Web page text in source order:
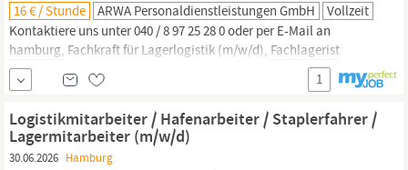
16 € / Stunde ARWA Personaldienstleistungen GmbH
Vollzeit
Kontaktiere uns unter 040 / 8 97 25 28 0 oder per E-Mail an
hamburg, Fachkraft für Lagerlogistik (m/w/d), Fachlagerist
(m/w/d), Logistikmitarbeiter (m/w/d), Kommissionierer (m/w/d),
Versandmitarbeiter (m/w/d), Staplerfahrer (m/w/d),
Lagerfachkraft (m/w/d) oder Logistikfachkraft (m/w/d) Bewirb
Dich jetzt! Mit Deiner Bewerbung
1
Logistikmitarbeiter / Hafenarbeiter / Staplerfahrer /
Lagermitarbeiter (m/w/d)
30.06.2026 Hamburg